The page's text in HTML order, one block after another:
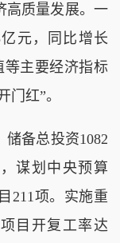
高质量发展。一
元，同比增长
等主要经济指标
红”。
备总投资1082
谋划中央预算
211项。实施重
目开复工率达